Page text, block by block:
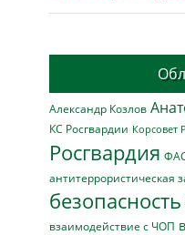
Александр Козлов
КС Росгвардии Корсовет
Росгвардия
антитеррористическая
безопасность
взаимодействие с ЧОП